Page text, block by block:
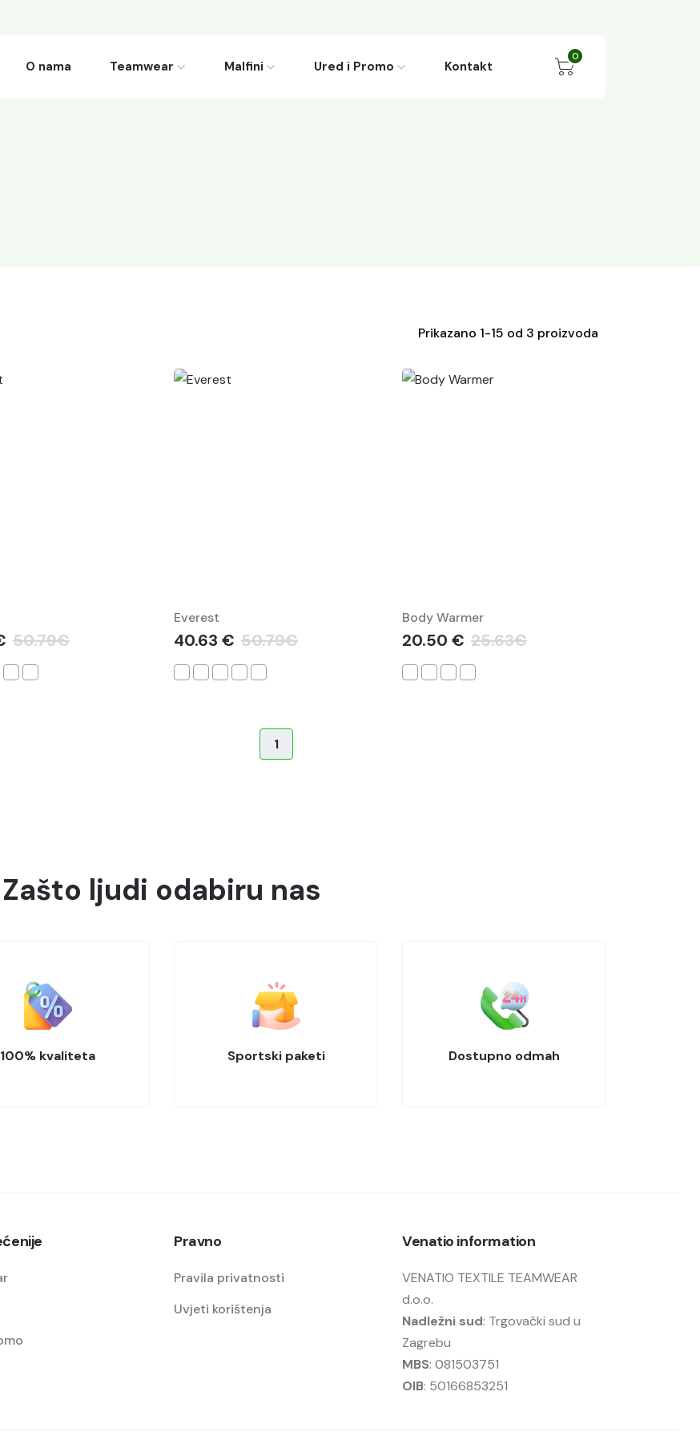
O nama Teamwear Malfini Ured i Promo Kontakt
0
Prikazano 1-15 od 3 proizvoda
50.79€
Everest
40.63 € 50.79€
Body Warmer
20.50 € 25.63€
1
Zašto ljudi odabiru nas
100% kvaliteta Sportski paketi Dostupno odmah
Pravno
Pravila privatnosti
Uvjeti korištenja
Venatio information
VENATIO TEXTILE TEAMWEAR
d.o.o.
Nadležni sud: Trgovački sud u
Zagrebu
MBS: 081503751
OIB: 50166853251